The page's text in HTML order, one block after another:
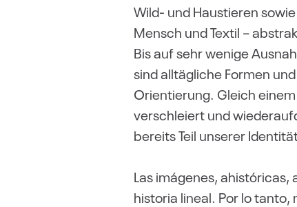
Wild- und Haustieren
Mensch und Textil –
Bis auf sehr wenige
sind alltägliche Formen
Orientierung. Gleich
verschleiert und
bereits Teil unserer
Las imágenes,
historia lineal. Por lo tanto,